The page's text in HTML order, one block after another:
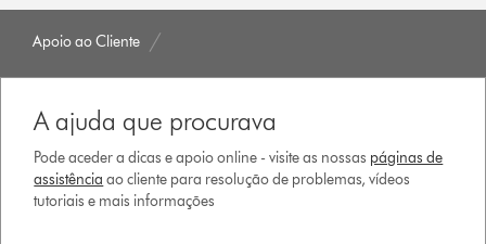
Apoio ao Cliente
A ajuda que procurava
Pode aceder a dicas e apoio online - visite as nossas páginas de
assistência ao cliente para resolução de problemas, vídeos
tutoriais e mais informações